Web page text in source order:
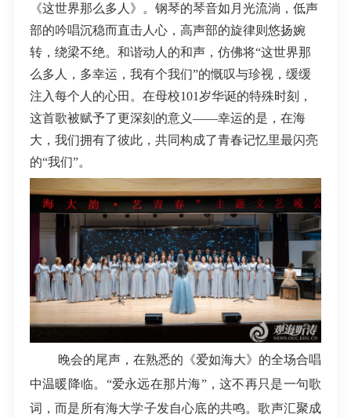
《这世界那么多人》。钢琴的琴音如月光流淌，低声
部的吟唱沉稳而直击人心，高声部的旋律则悠扬婉
转，绕梁不绝。和谐动人的和声，仿佛将“这世界那
么多人，多幸运，我有个我们”的慨叹与珍视，缓缓
注入每个人的心田。在母校101岁华诞的特殊时刻，
这首歌被赋予了更深刻的意义——幸运的是，在海
大，我们拥有了彼此，共同构成了青春记忆里最闪亮
的“我们”。
晚会的尾声，在熟悉的《爱如海大》的全场合唱
中温暖降临。“爱永远在那片海”，这不再只是一句歌
词，而是所有海大学子发自心底的共鸣。歌声汇聚成